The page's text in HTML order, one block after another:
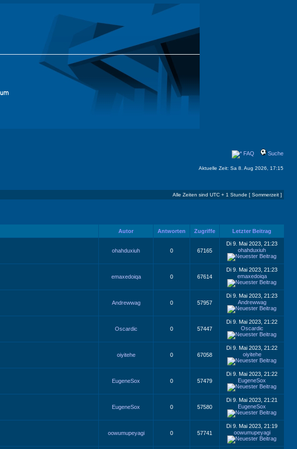
FAQ Suche
Aktuelle Zeit: Sa 8. Aug 2026, 17:15
Alle Zeiten sind UTC + 1 Stunde [ Sommerzeit ]
Autor Antworten Zugriffe Letzter Beitrag
ohahduxiuh 0 67165
Di 9. Mai 2023, 21:23
ohahduxiuh
emaxedoiqa 0 67614
Di 9. Mai 2023, 21:23
emaxedoiqa
Andrewwag 0 57957
Di 9. Mai 2023, 21:23
Andrewwag
Oscardic 0 57447
Di 9. Mai 2023, 21:22
Oscardic
oiyitehe 0 67058
Di 9. Mai 2023, 21:22
oiyitehe
EugeneSox 0 57479
Di 9. Mai 2023, 21:22
EugeneSox
EugeneSox 0 57580
Di 9. Mai 2023, 21:21
EugeneSox
oowumupeyagi 0 57741
Di 9. Mai 2023, 21:19
oowumupeyagi